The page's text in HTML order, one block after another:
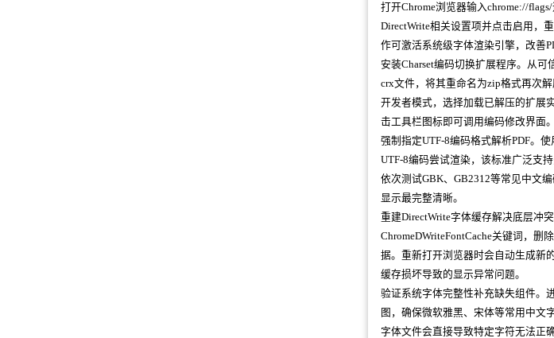
打开Chrome浏览器输入chrome://
DirectWrite相关设置项并点击启用，
作可激活系统级字体渲染引擎，改善
安装Charset编码切换扩展程序。从可
crx文件，将其重命名为zip格式再次
开发者模式，选择加载已解压的扩展
击工具栏图标即可调用编码修改界面。
强制指定UTF-8编码格式解析PDF。
UTF-8编码尝试渲染，该标准广泛支
依次测试GBK、GB2312等常见中文
显示最完整清晰。
重建DirectWrite字体缓存解决底层冲
ChromeDWriteFontCache关键词，删
据。重新打开浏览器时会自动生成新
缓存损坏导致的显示异常问题。
验证系统字体完整性补充缺失组件。
图，确保微软雅黑、宋体等常用中文
字体文件会直接导致特定字符无法正